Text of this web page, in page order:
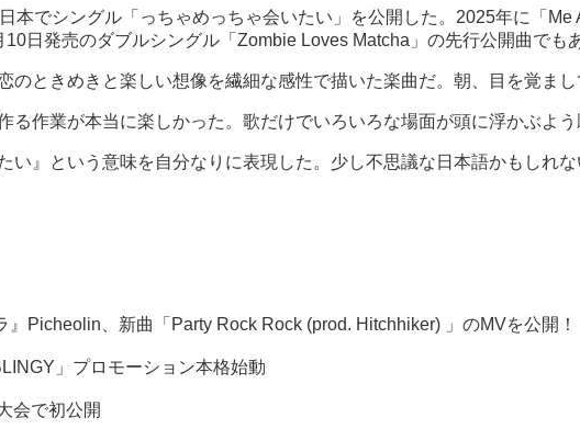
本でシングル「っちゃめっちゃ会いたい」を公開した。2025年に「
日発売のダブルシングル「Zombie Loves Matcha」の先行公開曲でも
のときめきと楽しい想像を繊細な感性で描いた楽曲だ。朝、目を覚ま
る作業が本当に楽しかった。歌だけでいろいろな場面が頭に浮かぶよう
い』という意味を自分なりに表現した。少し不思議な日本語かもしれ
』Picheolin、新曲「Party Rock Rock (prod. Hitchhiker) 」のMVを公開
」プロモーション本格始動
会で初公開